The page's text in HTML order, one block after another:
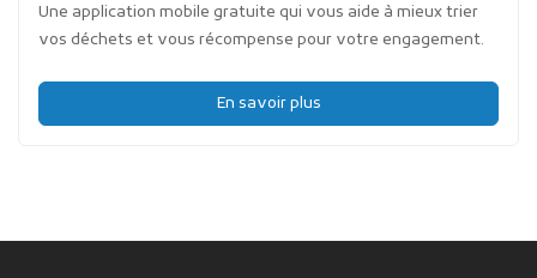
Une application mobile gratuite qui vous aide à mieux trier
vos déchets et vous récompense pour votre engagement.
En savoir plus